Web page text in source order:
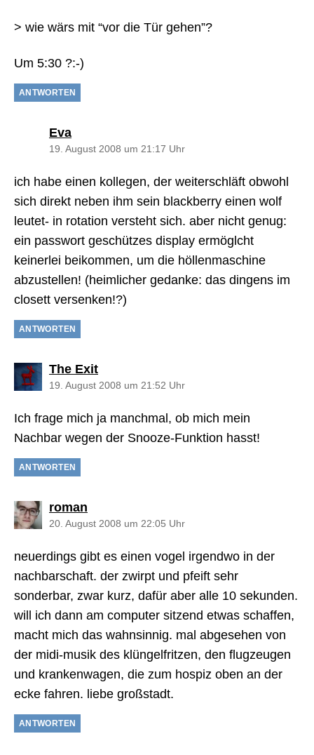
> wie wärs mit “vor die Tür gehen”?
Um 5:30 ?:-)
ANTWORTEN
Eva
19. August 2008 um 21:17 Uhr
ich habe einen kollegen, der weiterschläft obwohl
sich direkt neben ihm sein blackberry einen wolf
leutet- in rotation versteht sich. aber nicht genug:
ein passwort geschützes display ermöglcht
keinerlei beikommen, um die höllenmaschine
abzustellen! (heimlicher gedanke: das dingens im
closett versenken!?)
ANTWORTEN
The Exitsagt:
19. August 2008 um 21:52 Uhr
Ich frage mich ja manchmal, ob mich mein
Nachbar wegen der Snooze-Funktion hasst!
ANTWORTEN
roman
20. August 2008 um 22:05 Uhr
neuerdings gibt es einen vogel irgendwo in der
nachbarschaft. der zwirpt und pfeift sehr
sonderbar, zwar kurz, dafür aber alle 10 sekunden.
will ich dann am computer sitzend etwas schaffen,
macht mich das wahnsinnig. mal abgesehen von
der midi-musik des klüngelfritzen, den flugzeugen
und krankenwagen, die zum hospiz oben an der
ecke fahren. liebe großstadt.
ANTWORTEN